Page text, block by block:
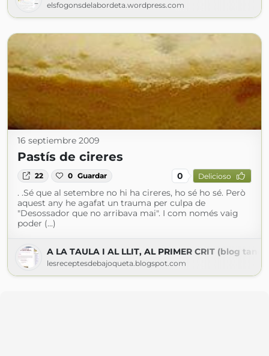
elsfogonsdelabordeta.wordpress.com
16 septiembre 2009
Pastís de cireres
22 0 Guardar 0 Delicioso
. .Sé que al setembre no hi ha cireres, ho sé ho sé. Però
aquest any he agafat un trauma per culpa de
"Desossador que no arribava mai". I com només vaig
poder (...)
A LA TAULA I AL LLIT, AL PRIMER CRIT (blog
lesreceptesdebajoqueta.blogspot.com